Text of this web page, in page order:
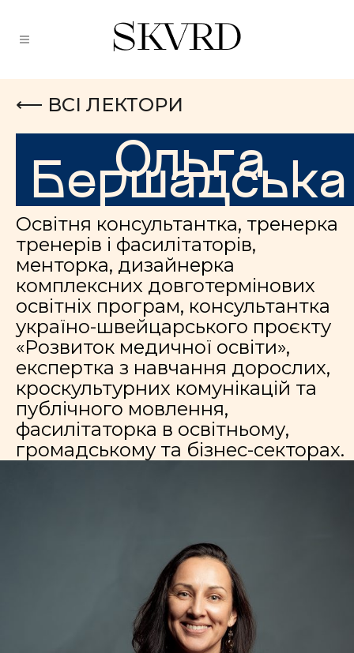
⟵ ВСІ ЛЕКТОРИ
Ольга
Бершадська
Освітня консультантка, тренерка
тренерів і фасилітаторів,
менторка, дизайнерка
комплексних довготермінових
освітніх програм, консультантка
україно-швейцарського проєкту
«Розвиток медичної освіти»,
експертка з навчання дорослих,
кроскультурних комунікацій та
публічного мовлення,
фасилітаторка в освітньому,
громадському та бізнес-секторах.